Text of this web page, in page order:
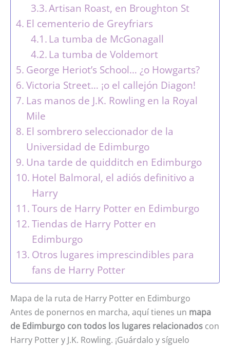
Artisan Roast, en Broughton St
El cementerio de Greyfriars
La tumba de McGonagall
La tumba de Voldemort
George Heriot’s School… ¿o Howgarts?
Victoria Street… ¡o el callejón Diagon!
Las manos de J.K. Rowling en la Royal
Mile
El sombrero seleccionador de la
Universidad de Edimburgo
Una tarde de quidditch en Edimburgo
Hotel Balmoral, el adiós definitivo a
Harry
Tours de Harry Potter en Edimburgo
Tiendas de Harry Potter en
Edimburgo
Otros lugares imprescindibles para
fans de Harry Potter
Mapa de la ruta de Harry Potter en Edimburgo
Antes de ponernos en marcha, aquí tienes un mapa
de Edimburgo con todos los lugares relacionados con
Harry Potter y J.K. Rowling. ¡Guárdalo y síguelo